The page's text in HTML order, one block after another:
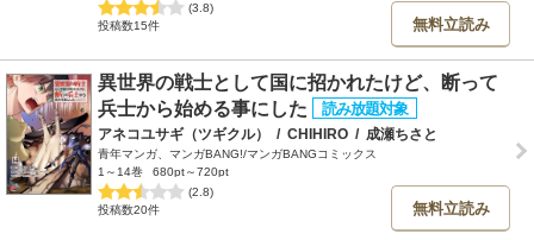
(3.8)
投稿数15件
無料立読み
異世界の戦士として国に招かれたけど、断って
兵士から始める事にした
アネコユサギ（ツギクル） / CHIHIRO / 成瀬ちさと
青年マンガ、マンガBANG!/マンガBANGコミックス
1～14巻
680pt～720pt
(2.8)
投稿数20件
無料立読み